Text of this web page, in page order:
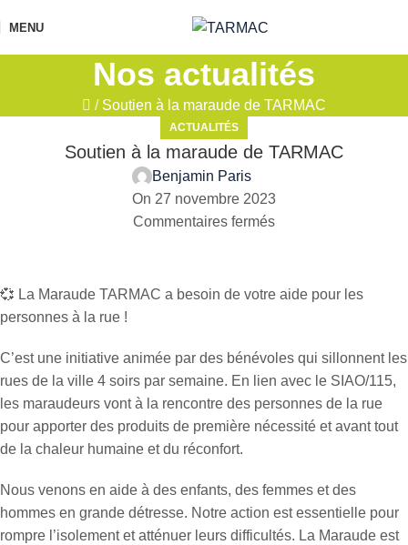
MENU
Nos actualités
/ Soutien à la maraude de TARMAC
ACTUALITÉS
Soutien à la maraude de TARMAC
Benjamin Paris
On 27 novembre 2023
Commentaires fermés
💞 La Maraude TARMAC a besoin de votre aide pour les
personnes à la rue !
C’est une initiative animée par des bénévoles qui sillonnent les
rues de la ville 4 soirs par semaine. En lien avec le SIAO/115,
les maraudeurs vont à la rencontre des personnes de la rue
pour apporter des produits de première nécessité et avant tout
de la chaleur humaine et du réconfort.
Nous venons en aide à des enfants, des femmes et des
hommes en grande détresse. Notre action est essentielle pour
rompre l’isolement et atténuer leurs difficultés. La Maraude est